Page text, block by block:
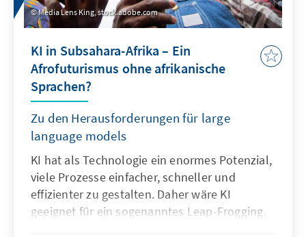
Media Lens King, stock.adobe.com
KI in Subsahara-Afrika – Ein
Afrofuturismus ohne afrikanische
Sprachen?
Zu den Herausforderungen für large
language models
KI hat als Technologie ein enormes Potenzial,
viele Prozesse einfacher, schneller und
effizienter zu gestalten. Daher wäre KI
geeignet für ein sogenanntes Leap-Frogging.